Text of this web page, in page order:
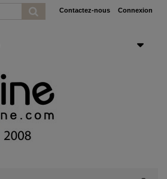
Connexion
Contactez-nous